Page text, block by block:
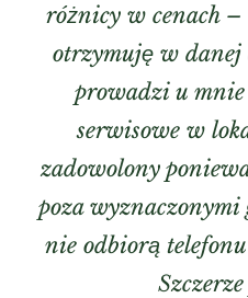
różnicy w cenach
otrzymuję w danej
prowadzi u
serwisowe w
zadowolony
poza
nie odbiorą